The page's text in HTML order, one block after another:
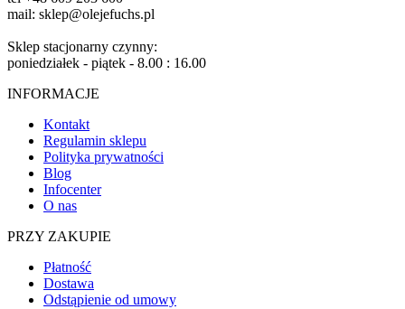
mail: sklep@olejefuchs.pl
Sklep stacjonarny czynny:
poniedziałek - piątek - 8.00 : 16.00
INFORMACJE
Kontakt
Regulamin sklepu
Polityka prywatności
Blog
Infocenter
O nas
PRZY ZAKUPIE
Płatność
Dostawa
Odstąpienie od umowy